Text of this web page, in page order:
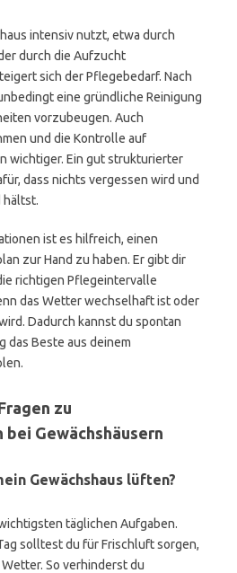
intensiv nutzt, etwa durch
durch die Aufzucht
sich der Pflegebedarf. Nach
eine gründliche Reinigung
vorzubeugen. Auch
und die Kontrolle auf
wichtiger. Ein gut strukturierter
dass nichts vergessen wird und
hältst.
ist es hilfreich, einen
zur Hand zu haben. Er gibt dir
richtigen Pflegeintervalle
das Wetter wechselhaft ist oder
Dadurch kannst du spontan
das Beste aus deinem
zu
Gewächshäusern
Gewächshaus lüften?
täglichen Aufgaben.
solltest du für Frischluft sorgen,
So verhinderst du